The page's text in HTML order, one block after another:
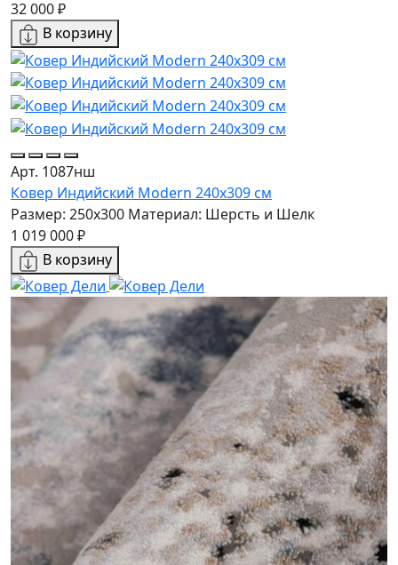
32 000 ₽
В корзину
Арт. 1087нш
Ковер Индийский Modern 240x309 см
Размер: 250x300 Материал: Шерсть и Шелк
1 019 000 ₽
В корзину